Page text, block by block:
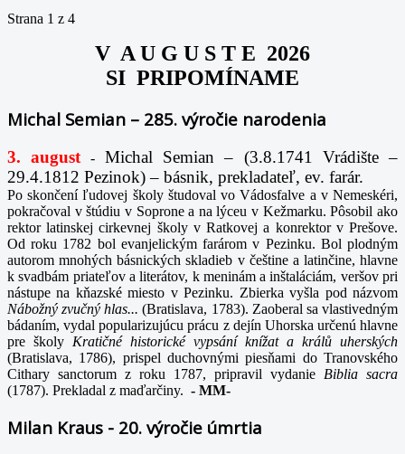
Strana 1 z 4
V A U G U S T E 2026
SI PRIPOMÍNAME
Michal Semian – 285. výročie narodenia
3. august -Michal Semian – (3.8.1741 Vrádište –
29.4.1812 Pezinok) – básnik, prekladateľ, ev. farár.
Po skončení ľudovej školy študoval vo Vádosfalve a v Nemeskéri,
pokračoval v štúdiu v Soprone a na lýceu v Kežmarku. Pôsobil ako
rektor latinskej cirkevnej školy v Ratkovej a konrektor v Prešove.
Od roku 1782 bol evanjelickým farárom v Pezinku. Bol plodným
autorom mnohých básnických skladieb v češtine a latinčine, hlavne
k svadbám priateľov a literátov, k meninám a inštaláciám, veršov pri
nástupe na kňazské miesto v Pezinku. Zbierka vyšla pod názvom
Nábožný zvučný hlas...(Bratislava, 1783). Zaoberal sa vlastivedným
bádaním, vydal popularizujúcu prácu z dejín Uhorska určenú hlavne
pre školy Kratičné historické vypsání knížat a králů uherských
(Bratislava, 1786), prispel duchovnými piesňami do Tranovského
Cithary sanctorum z roku 1787, pripravil vydanie Biblia sacra
(1787). Prekladal z maďarčiny. - MM-
Milan Kraus - 20. výročie úmrtia